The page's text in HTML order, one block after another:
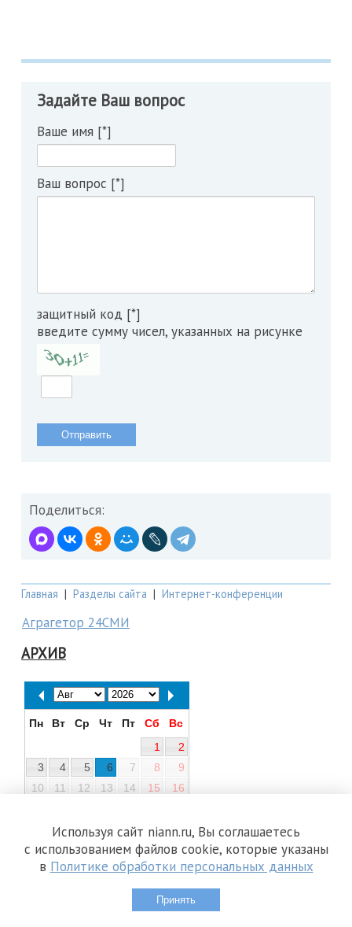
Задайте Ваш вопрос
Ваше имя [*]
Ваш вопрос [*]
защитный код [*]
введите сумму чисел, указанных на рисунке
Поделиться:
Главная | Разделы сайта | Интернет-конференции
Аграгетор 24СМИ
АРХИВ
Пн Вт Ср Чт Пт Сб
Вс
1
2
3
4 5 6 7 8
9
10
11 12 13 14 15
16
25 26 27 28 29
30
31
Используя сайт niann.ru, Вы соглашаетесь
с использованием файлов cookie, которые указаны
в Политике обработки персональных данных
Принять